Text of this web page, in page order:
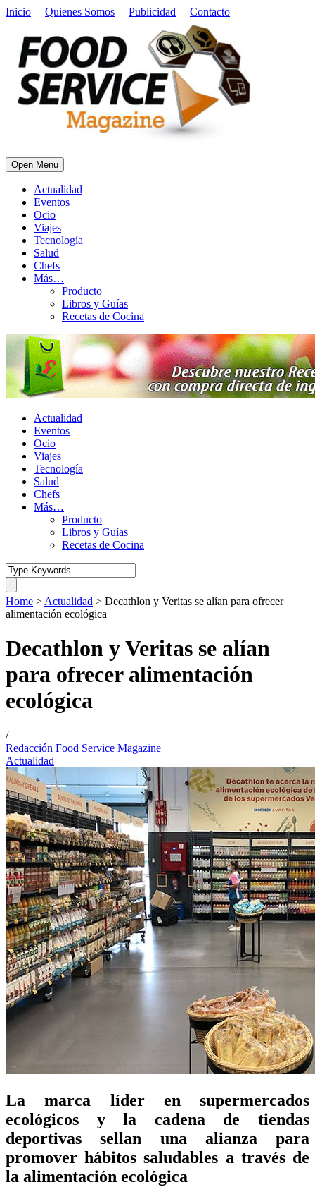
Inicio Quienes Somos Publicidad Contacto
Open Menu
Actualidad
Eventos
Ocio
Viajes
Tecnología
Salud
Chefs
Más…
Producto
Libros y Guías
Recetas de Cocina
Actualidad
Eventos
Ocio
Viajes
Tecnología
Salud
Chefs
Más…
Producto
Libros y Guías
Recetas de Cocina
Home > Actualidad > Decathlon y Veritas se alían para ofrecer
alimentación ecológica
Decathlon y Veritas se alían
para ofrecer alimentación
ecológica
/
Redacción Food Service Magazine
Actualidad
La marca líder en supermercados
ecológicos y la cadena de tiendas
deportivas sellan una alianza para
promover hábitos saludables a través de
la alimentación ecológica